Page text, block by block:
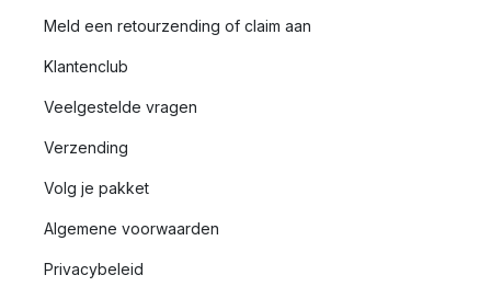
Meld een retourzending of claim aan
Klantenclub
Veelgestelde vragen
Verzending
Volg je pakket
Algemene voorwaarden
Privacybeleid